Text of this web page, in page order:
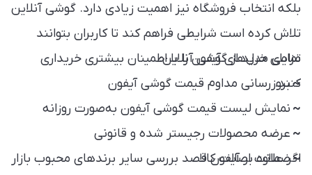
بلکه انتخاب فروشگاه نیز اهمیت زیادی دارد. گوشی آنلاین
تلاش کرده است شرایطی فراهم کند تا کاربران بتوانند
تمامی مدل‌های آیفون را با اطمینان بیشتری خریداری
کنند.
مزایای خرید از گوشی آنلاین:
~بروزرسانی مداوم قیمت گوشی آیفون
~ نمایش لیست قیمت گوشی آیفون به‌صورت روزانه
~ عرضه محصولات رجیستر شده و قانونی
~ضمانت اصالت کالا
اگر علاوه بر آیفون قصد بررسی سایر برندهای محبوب بازار